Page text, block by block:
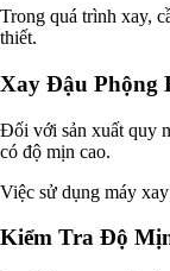
Trong quá trình xay,
thiết.
Xay Đậu Phộng
Đối với sản xuất quy
có độ mịn cao.
Việc sử dụng máy
Kiểm Tra Độ